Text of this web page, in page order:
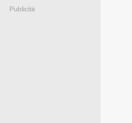
Publicité